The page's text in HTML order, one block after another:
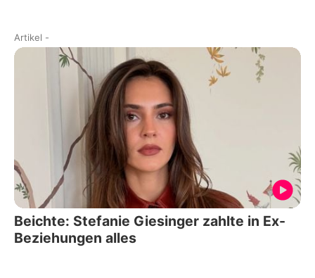
Artikel -
Beichte: Stefanie Giesinger zahlte in Ex-
Beziehungen alles